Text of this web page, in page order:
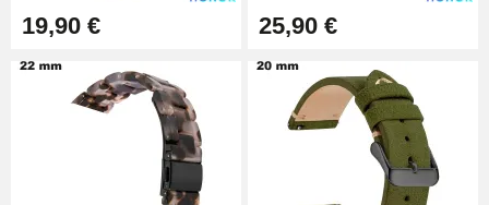
19,90 € 25,90 €